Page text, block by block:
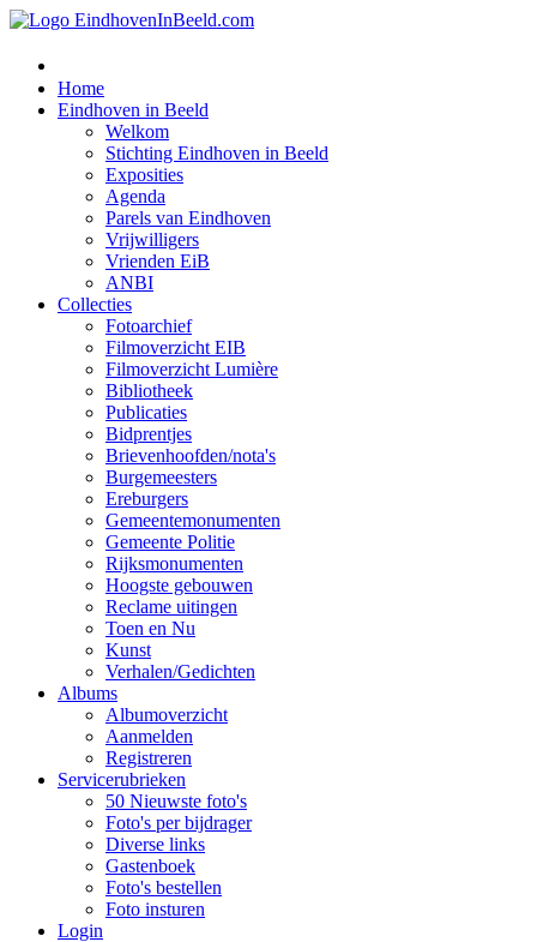
Home
Eindhoven in Beeld
Welkom
Stichting Eindhoven in Beeld
Exposities
Agenda
Parels van Eindhoven
Vrijwilligers
Vrienden EiB
ANBI
Collecties
Fotoarchief
Filmoverzicht EIB
Filmoverzicht Lumière
Bibliotheek
Publicaties
Bidprentjes
Brievenhoofden/nota's
Burgemeesters
Ereburgers
Gemeentemonumenten
Gemeente Politie
Rijksmonumenten
Hoogste gebouwen
Reclame uitingen
Toen en Nu
Kunst
Verhalen/Gedichten
Albums
Albumoverzicht
Aanmelden
Registreren
Servicerubrieken
50 Nieuwste foto's
Foto's per bijdrager
Diverse links
Gastenboek
Foto's bestellen
Foto insturen
Login